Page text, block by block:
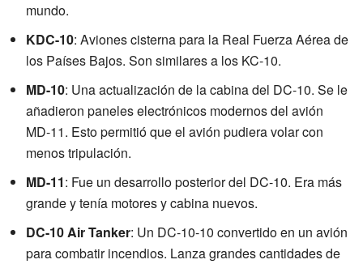
mundo.
KDC-10: Aviones cisterna para la Real Fuerza Aérea de
los Países Bajos. Son similares a los KC-10.
MD-10: Una actualización de la cabina del DC-10. Se le
añadieron paneles electrónicos modernos del avión
MD-11. Esto permitió que el avión pudiera volar con
menos tripulación.
MD-11: Fue un desarrollo posterior del DC-10. Era más
grande y tenía motores y cabina nuevos.
DC-10 Air Tanker: Un DC-10-10 convertido en un avión
para combatir incendios. Lanza grandes cantidades de